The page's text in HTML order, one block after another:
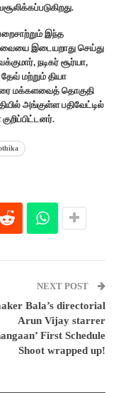
இந்த
இடையறாது செய்து
நடிகர் சூர்யா,
மற்றும் தியா
மக்களவைத் தொகுதி
அங்குள்ள பதிவேட்டில்
NEXT POST
Bala’s directorial
Arun Vijay starrer
First Schedule
Shoot wrapped up!